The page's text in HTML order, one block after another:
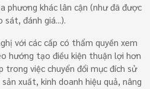
phương khác lân cận (như đã được
sát, đánh giá...).
với các cấp có thẩm quyền xem
hướng tạo điều kiện thuận lợi hơn
trong việc chuyển đổi mục đích sử
xuất, kinh doanh hiệu quả, nâng